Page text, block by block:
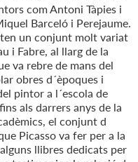
com Antoni Tàpies i
Barceló i Perejaume.
un conjunt molt variat
i Fabre, al llarg de la
va rebre de mans del
obres d´èpoques i
pintor a l´escola de
als darrers anys de la
el conjunt d
Picasso va fer per a la
llibres dedicats per